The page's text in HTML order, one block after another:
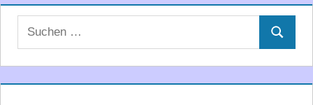
Suchen